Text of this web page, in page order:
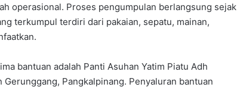
operasional. Proses pengumpulan berlangsung sejak
terkumpul terdiri dari pakaian, sepatu, mainan,
bantuan adalah Panti Asuhan Yatim Piatu Adh
Gerunggang, Pangkalpinang. Penyaluran bantuan